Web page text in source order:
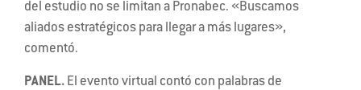
del estudio no se limitan a Pronabec. «Buscamos
aliados estratégicos para llegar a más lugares»,
comentó.
PANEL. El evento virtual contó con palabras de